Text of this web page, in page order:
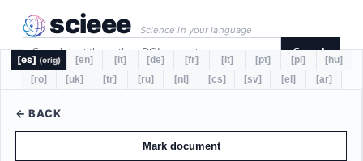
scieee Science in your language
Search
[es] (orig) [en] [lt] [de] [fr] [it] [pt] [pl]
[hu]
[ro]
[uk] [tr] [ru] [nl] [cs] [sv] [el] [ar]
← BACK
Mark document